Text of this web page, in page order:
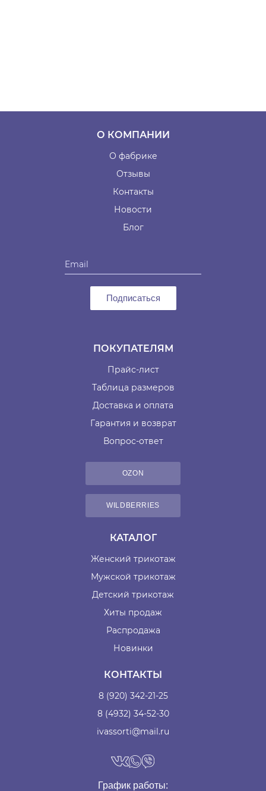
КАТАЛОГ
Женский трикотаж
Мужской трикотаж
Детский трикотаж
Хиты продаж
Распродажа
Новинки
О КОМПАНИИ
О фабрике
Отзывы
Контакты
Новости
Блог
Подписаться
ПОКУПАТЕЛЯМ
Прайс-лист
Таблица размеров
Доставка и оплата
Гарантия и возврат
Вопрос-ответ
OZON
WILDBERRIES
КОНТАКТЫ
8 (920) 342-21-25
8 (4932) 34-52-30
ivassorti@mail.ru
График работы: